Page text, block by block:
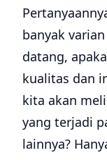
banyak varian
datang,
kualitas dan
kita akan
yang terjadi
lainnya?